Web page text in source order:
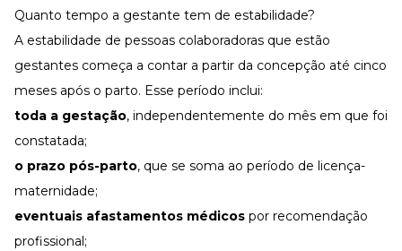
Quanto tempo a gestante tem de estabilidade?
A estabilidade de pessoas colaboradoras que estão
gestantes começa a contar a partir da concepção até cinco
meses após o parto. Esse período inclui:
toda a gestação, independentemente do mês em que foi
constatada;
o prazo pós-parto, que se soma ao período de licença-
maternidade;
eventuais afastamentos médicos por recomendação
profissional;